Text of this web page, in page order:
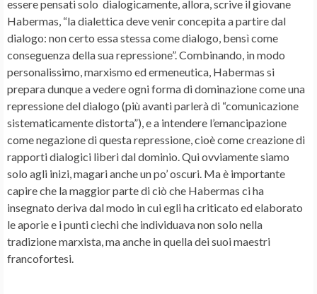
essere pensati solo dialogicamente, allora, scrive il giovane
Habermas, “la dialettica deve venir concepita a partire dal
dialogo: non certo essa stessa come dialogo, bensì come
conseguenza della sua repressione”. Combinando, in modo
personalissimo, marxismo ed ermeneutica, Habermas si
prepara dunque a vedere ogni forma di dominazione come una
repressione del dialogo (più avanti parlerà di “comunicazione
sistematicamente distorta”), e a intendere l’emancipazione
come negazione di questa repressione, cioè come creazione di
rapporti dialogici liberi dal dominio. Qui ovviamente siamo
solo agli inizi, magari anche un po’ oscuri. Ma è importante
capire che la maggior parte di ciò che Habermas ci ha
insegnato deriva dal modo in cui egli ha criticato ed elaborato
le aporie e i punti ciechi che individuava non solo nella
tradizione marxista, ma anche in quella dei suoi maestri
francofortesi.